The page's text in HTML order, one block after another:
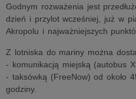
Godnym rozważenia jest
dzień i przylot wcześniej, już w
Akropolu i najważniejszych
Z lotniska do mariny można
- komunikacją miejską (autobus
- taksówką (FreeNow) od około
godziny.